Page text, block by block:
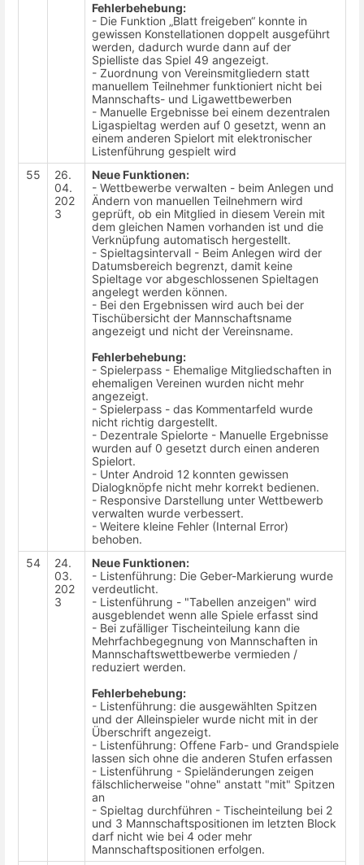
Fehlerbehebung:
- Die Funktion „Blatt freigeben“ konnte in
gewissen Konstellationen doppelt ausgeführt
werden, dadurch wurde dann auf der
Spielliste das Spiel 49 angezeigt.
- Zuordnung von Vereinsmitgliedern statt
manuellem Teilnehmer funktioniert nicht bei
Mannschafts- und Ligawettbewerben
- Manuelle Ergebnisse bei einem dezentralen
Ligaspieltag werden auf 0 gesetzt, wenn an
einem anderen Spielort mit elektronischer
Listenführung gespielt wird
55
26.
04.
202
3
Neue Funktionen:
- Wettbewerbe verwalten - beim Anlegen und
Ändern von manuellen Teilnehmern wird
geprüft, ob ein Mitglied in diesem Verein mit
dem gleichen Namen vorhanden ist und die
Verknüpfung automatisch hergestellt.
- Spieltagsintervall - Beim Anlegen wird der
Datumsbereich begrenzt, damit keine
Spieltage vor abgeschlossenen Spieltagen
angelegt werden können.
- Bei den Ergebnissen wird auch bei der
Tischübersicht der Mannschaftsname
angezeigt und nicht der Vereinsname.
Fehlerbehebung:
- Spielerpass - Ehemalige Mitgliedschaften in
ehemaligen Vereinen wurden nicht mehr
angezeigt.
- Spielerpass - das Kommentarfeld wurde
nicht richtig dargestellt.
- Dezentrale Spielorte - Manuelle Ergebnisse
wurden auf 0 gesetzt durch einen anderen
Spielort.
- Unter Android 12 konnten gewissen
Dialogknöpfe nicht mehr korrekt bedienen.
- Responsive Darstellung unter Wettbewerb
verwalten wurde verbessert.
- Weitere kleine Fehler (Internal Error)
behoben.
54
24.
03.
202
3
Neue Funktionen:
- Listenführung: Die Geber-Markierung wurde
verdeutlicht.
- Listenführung - "Tabellen anzeigen" wird
ausgeblendet wenn alle Spiele erfasst sind
- Bei zufälliger Tischeinteilung kann die
Mehrfachbegegnung von Mannschaften in
Mannschaftswettbewerbe vermieden /
reduziert werden.
Fehlerbehebung:
- Listenführung: die ausgewählten Spitzen
und der Alleinspieler wurde nicht mit in der
Überschrift angezeigt.
- Listenführung: Offene Farb- und Grandspiele
lassen sich ohne die anderen Stufen erfassen
- Listenführung - Spieländerungen zeigen
fälschlicherweise "ohne" anstatt "mit" Spitzen
an
- Spieltag durchführen - Tischeinteilung bei 2
und 3 Mannschaftspositionen im letzten Block
darf nicht wie bei 4 oder mehr
Mannschaftspositionen erfolgen.